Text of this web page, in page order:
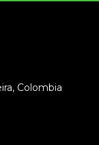
Colombia